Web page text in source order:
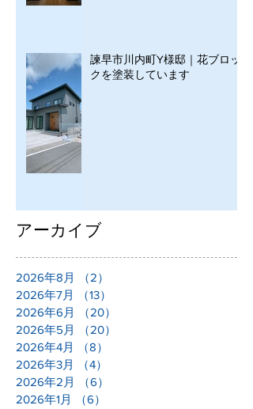
諫早市川内町Y様邸｜花ブロッ
クを塗装しています
アーカイブ
2026年8月 （2）
2026年7月
（13）
2026年6月
（20）
2026年5月
（20）
2026年4月
（8）
2026年3月
（4）
2026年2月
（6）
2026年1月
（6）